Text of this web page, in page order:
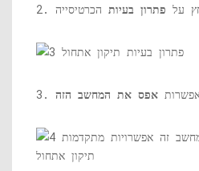
על פתרון בעיות
אפס את המחשב הזה